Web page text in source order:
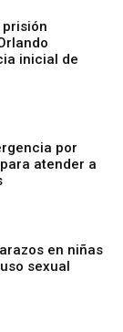
inicial de
por
atender a
en niñas
sexual